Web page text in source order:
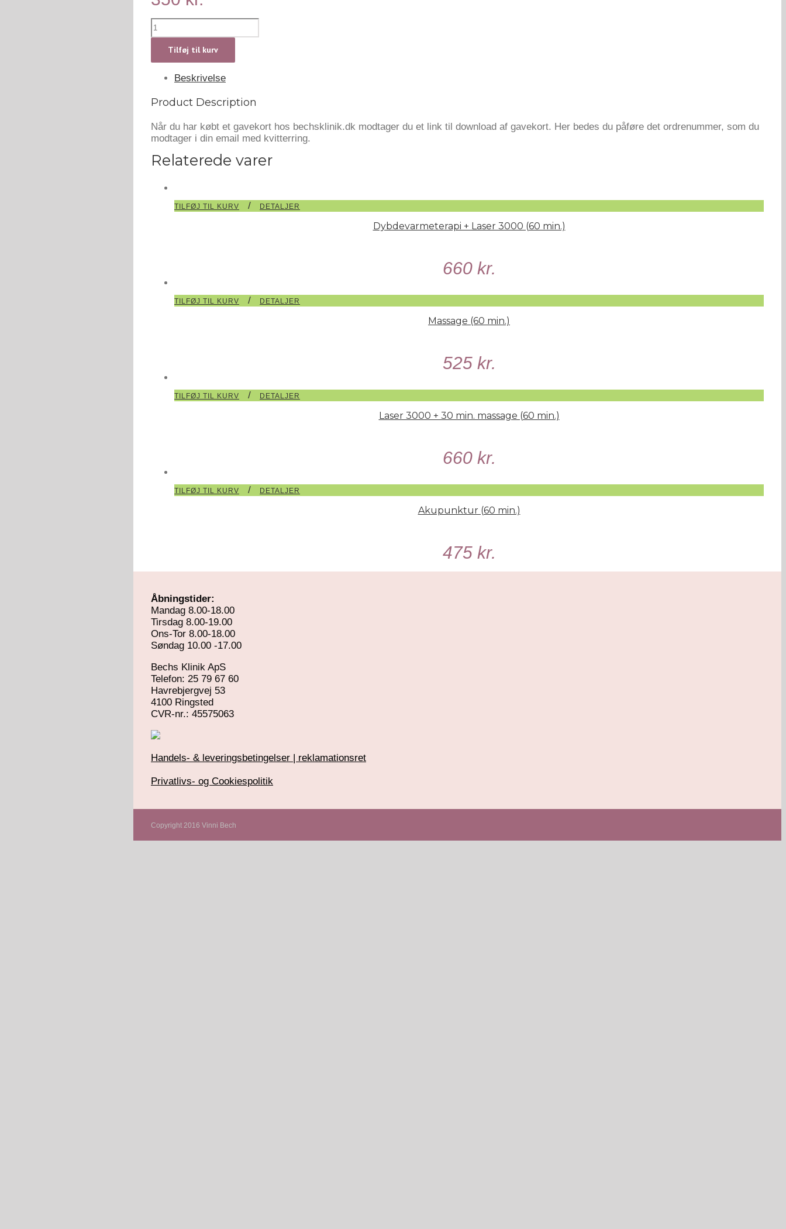
Øreakupunktur
(30
min.)Tilføj til kurv
Beskrivelse
Product Description
Når du har købt et gavekort hos bechsklinik.dk modtager du et link til download af gavekort. Her bedes du påføre det ordrenummer, som du
modtager i din email med kvitterring.
Relaterede varer
TILFØJ TIL KURV / DETALJER
Dybdevarmeterapi + Laser 3000 (60 min.)
660 kr.
TILFØJ TIL KURV / DETALJER
Massage (60 min.)
525 kr.
TILFØJ TIL KURV / DETALJER
Laser 3000 + 30 min. massage (60 min.)
660 kr.
TILFØJ TIL KURV / DETALJER
Akupunktur (60 min.)
475 kr.
Åbningstider:
Mandag 8.00-18.00
Tirsdag 8.00-19.00
Ons-Tor 8.00-18.00
Søndag 10.00 -17.00
Bechs Klinik ApS
Telefon: 25 79 67 60
Havrebjergvej 53
4100 Ringsted
​CVR-nr.: 45575063
Handels- & leveringsbetingelser | reklamationsret
Privatlivs- og Cookiespolitik
Copyright 2016 Vinni Bech